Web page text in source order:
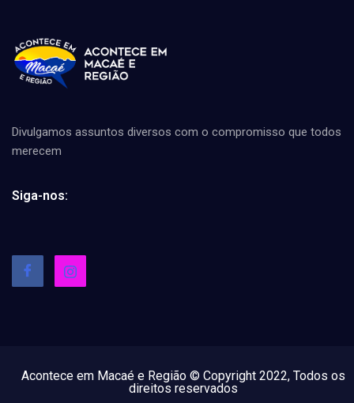
Divulgamos assuntos diversos com o compromisso que todos
merecem
Siga-nos:
Acontece em Macaé e Região © Copyright 2022, Todos os
direitos reservados